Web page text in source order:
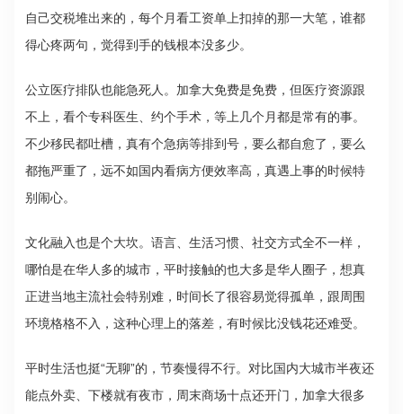
自己交税堆出来的，每个月看工资单上扣掉的那一大笔，谁都
得心疼两句，觉得到手的钱根本没多少。
公立医疗排队也能急死人。加拿大免费是免费，但医疗资源跟
不上，看个专科医生、约个手术，等上几个月都是常有的事。
不少移民都吐槽，真有个急病等排到号，要么都自愈了，要么
都拖严重了，远不如国内看病方便效率高，真遇上事的时候特
别闹心。
文化融入也是个大坎。语言、生活习惯、社交方式全不一样，
哪怕是在华人多的城市，平时接触的也大多是华人圈子，想真
正进当地主流社会特别难，时间长了很容易觉得孤单，跟周围
环境格格不入，这种心理上的落差，有时候比没钱花还难受。
平时生活也挺“无聊”的，节奏慢得不行。对比国内大城市半夜还
能点外卖、下楼就有夜市，周末商场十点还开门，加拿大很多